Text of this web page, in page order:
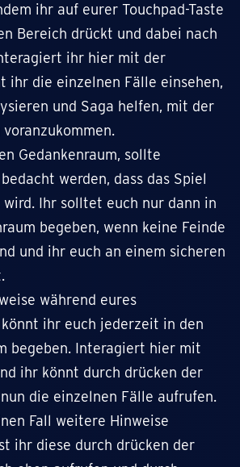
ihr auf eurer Touchpad-Taste
Bereich drückt und dabei nach
ihr hier mit der
ihr die einzelnen Fälle einsehen,
und Saga helfen, mit der
Gedankenraum, sollte
werden, dass das Spiel
Ihr solltet euch nur dann in
begeben, wenn keine Feinde
und ihr euch an einem sicheren
während eures
ihr euch jederzeit in den
begeben. Interagiert hier mit
ihr könnt durch drücken der
die einzelnen Fälle aufrufen.
Fall weitere Hinweise
ihr diese durch drücken der